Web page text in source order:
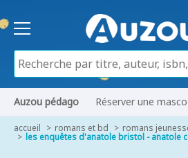
Auzou pédago Réserver une
accueil romans et bd romans
les enquêtes d'anatole bristol - anatole